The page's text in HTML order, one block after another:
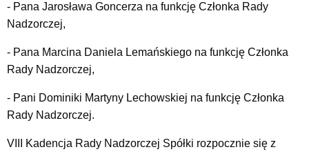
- Pana Jarosława Goncerza na funkcję Członka Rady
Nadzorczej,
- Pana Marcina Daniela Lemańskiego na funkcję Członka
Rady Nadzorczej,
- Pani Dominiki Martyny Lechowskiej na funkcję Członka
Rady Nadzorczej.
VIII Kadencja Rady Nadzorczej Spółki rozpocznie się z